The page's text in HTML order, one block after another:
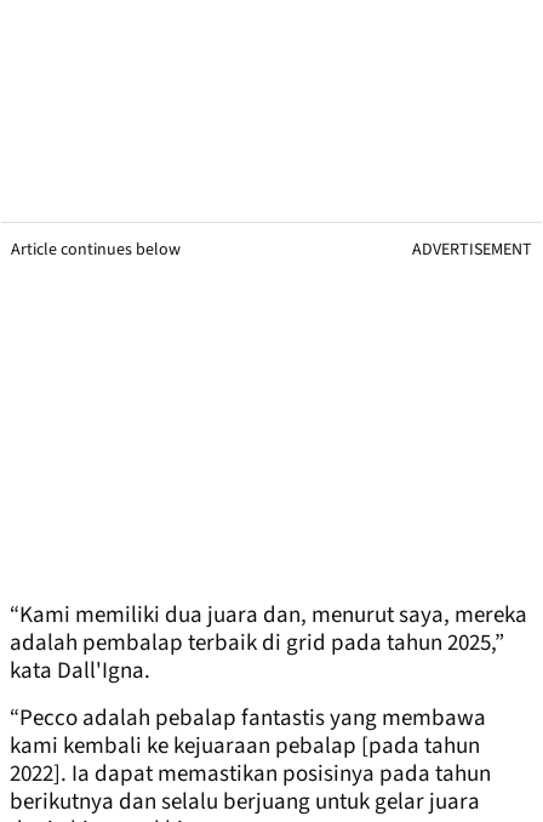
Article continues below ADVERTISEMENT
“Kami memiliki dua juara dan, menurut saya, mereka
adalah pembalap terbaik di grid pada tahun 2025,”
kata Dall'Igna.
“Pecco adalah pebalap fantastis yang membawa
kami kembali ke kejuaraan pebalap [pada tahun
2022]. Ia dapat memastikan posisinya pada tahun
berikutnya dan selalu berjuang untuk gelar juara